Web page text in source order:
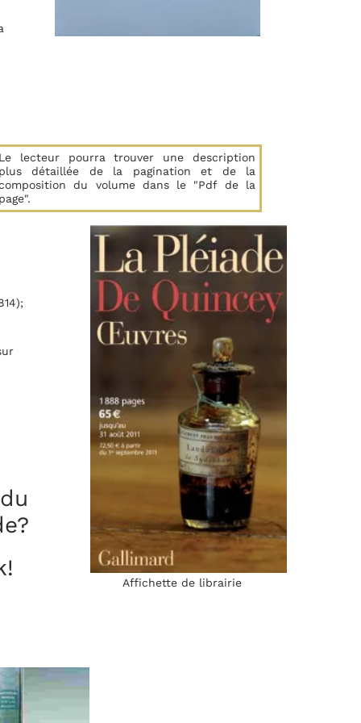
lecteur pourra trouver une description
détaillée de la pagination et de la
du volume dans le "Pdf de la
Affichette de librairie